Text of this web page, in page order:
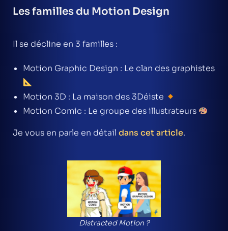
Les familles du Motion Design
Il se décline en 3 familles :
Motion Graphic Design : Le clan des graphistes
Motion 3D : La maison des 3Déiste
Motion Comic : Le groupe des illustrateurs
Je vous en parle en détail dans cet article.
Distracted Motion ?